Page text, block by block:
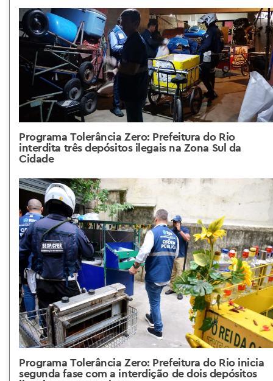
Programa Tolerância Zero: Prefeitura do Rio
interdita três depósitos ilegais na Zona Sul da
Cidade
Programa Tolerância Zero: Prefeitura do Rio inicia
segunda fase com a interdição de dois depósitos